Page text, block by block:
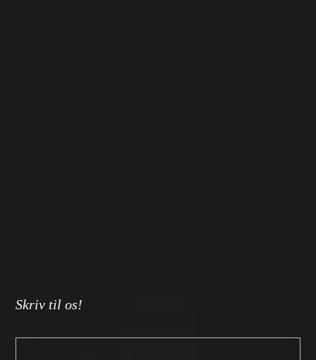
Skriv til os!